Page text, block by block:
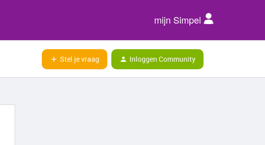
mijn Simpel
Stel je vraag Inloggen Community